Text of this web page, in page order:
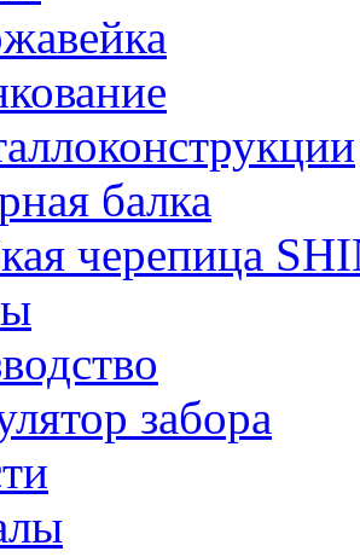
балка
черепица
забора